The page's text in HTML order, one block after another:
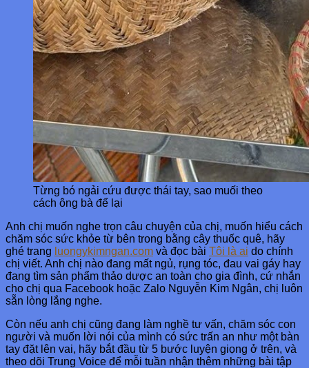
Từng bó ngải cứu được thái tay, sao muối theo
cách ông bà để lại
Anh chị muốn nghe trọn câu chuyện của chị, muốn hiểu cách
chăm sóc sức khỏe từ bên trong bằng cây thuốc quê, hãy
ghé trang luongykimngan.com và đọc bài Tôi là ai do chính
chị viết. Anh chị nào đang mất ngủ, rụng tóc, đau vai gáy hay
đang tìm sản phẩm thảo dược an toàn cho gia đình, cứ nhắn
cho chị qua Facebook hoặc Zalo Nguyễn Kim Ngân, chị luôn
sẵn lòng lắng nghe.
Còn nếu anh chị cũng đang làm nghề tư vấn, chăm sóc con
người và muốn lời nói của mình có sức trấn an như một bàn
tay đặt lên vai, hãy bắt đầu từ 5 bước luyện giọng ở trên, và
theo dõi Trung Voice để mỗi tuần nhận thêm những bài tập